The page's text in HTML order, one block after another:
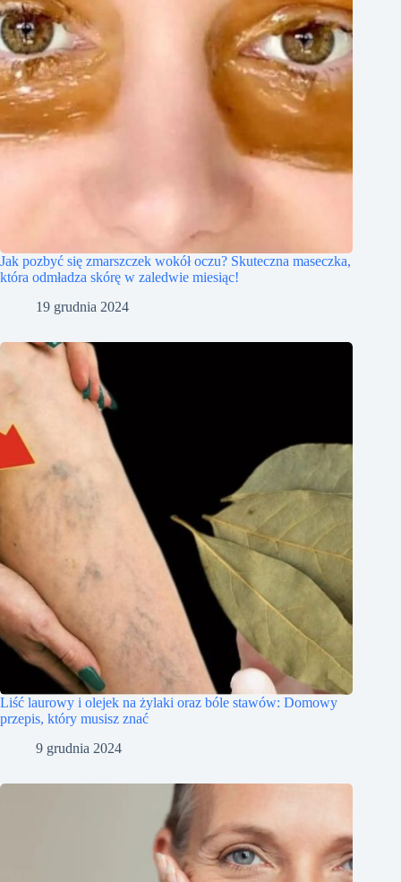
Jak pozbyć się zmarszczek wokół oczu? Skuteczna maseczka,
która odmładza skórę w zaledwie miesiąc!
19 grudnia 2024
Liść laurowy i olejek na żylaki oraz bóle stawów: Domowy
przepis, który musisz znać
9 grudnia 2024